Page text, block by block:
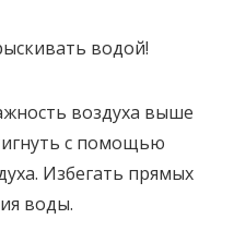
водой!
воздуха выше
с помощью
Избегать прямых
воды.